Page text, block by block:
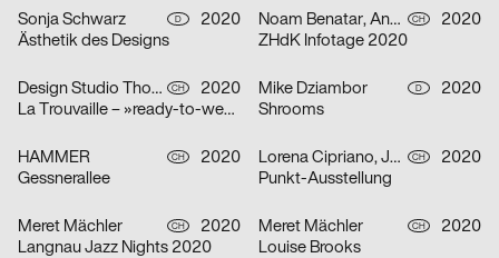
Sonja Schwarz D
2020
Ästhetik des Designs
Noam Benatar, Anamaria Fernandez, Vilté Jurgutyté, Keller Samara CH
2020
ZHdK Infotage 2020
Design Studio Thom Pfister CH
2020
La Trouvaille – »ready-to-wear«
Mike Dziambor D
2020
Shrooms
HAMMER CH
2020
Gessnerallee
Lorena Cipriano, Julia Hoogkamer CH
2020
Punkt-Ausstellung
Meret Mächler CH
2020
Langnau Jazz Nights 2020
Meret Mächler CH
2020
Louise Brooks